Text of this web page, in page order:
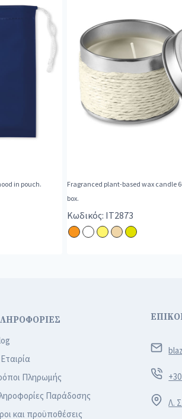
in pouch.
Fragranced plant-based wax candle
box.
Κωδικός: IT2873
Πληρωμής
Παράδοσης
και προϋποθέσεις
Λ.